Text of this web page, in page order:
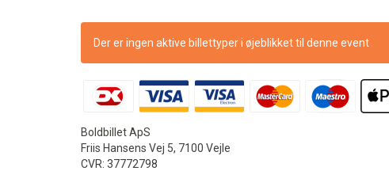
Der er ingen aktive billettyper i øjeblikket til denne event
Boldbillet ApS
Friis Hansens Vej 5, 7100 Vejle
CVR: 37772798